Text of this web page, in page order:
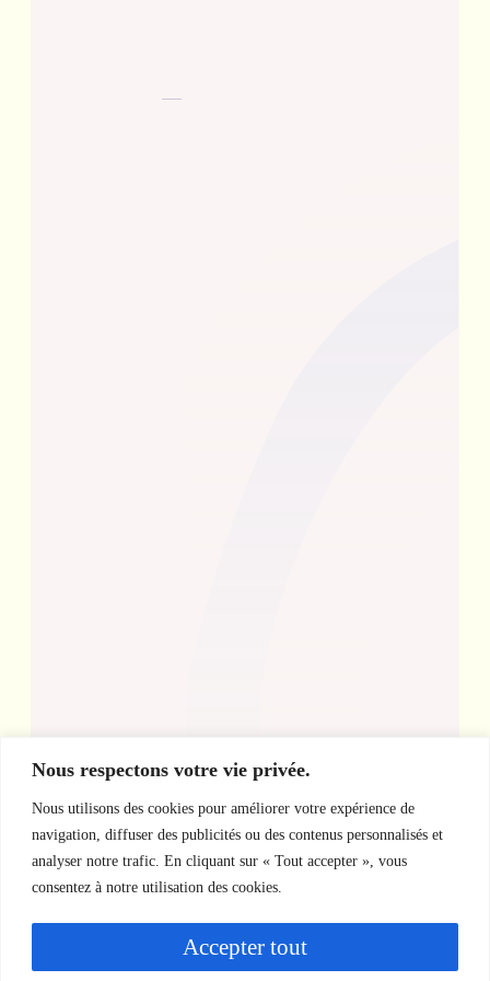
Nous respectons votre vie privée.
Nous utilisons des cookies pour améliorer votre expérience de
navigation, diffuser des publicités ou des contenus personnalisés et
analyser notre trafic. En cliquant sur « Tout accepter », vous
consentez à notre utilisation des cookies.
Accepter tout